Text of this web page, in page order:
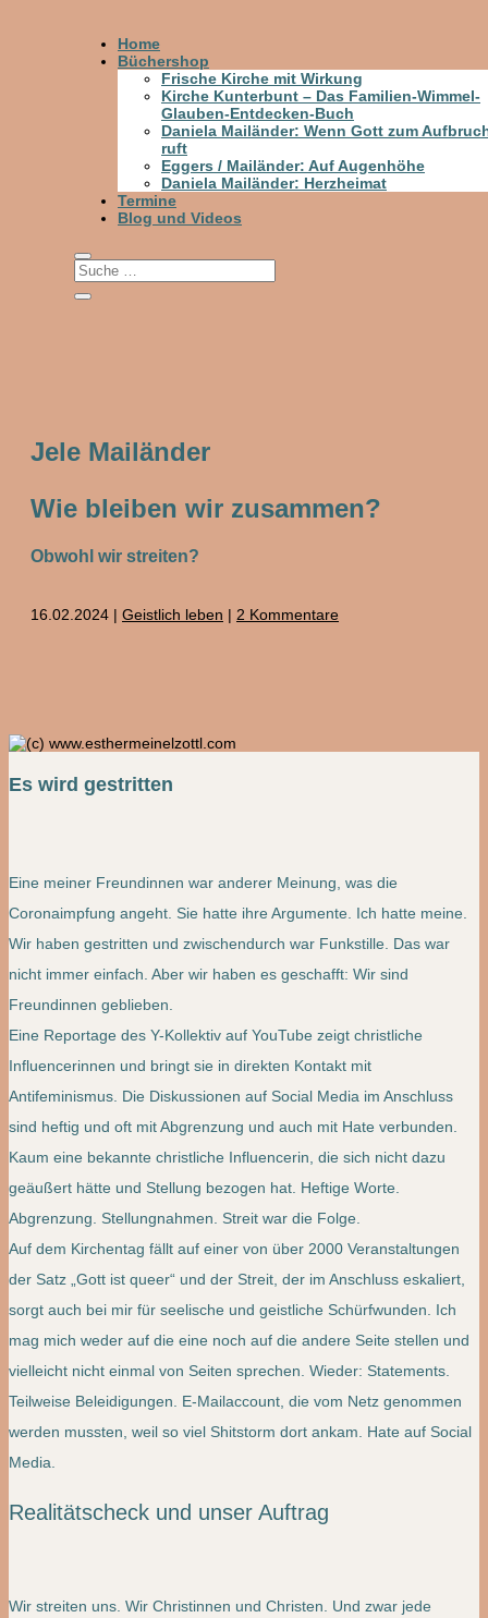
Home
Büchershop
Frische Kirche mit Wirkung
Kirche Kunterbunt – Das Familien-Wimmel-
Glauben-Entdecken-Buch
Daniela Mailänder: Wenn Gott zum
ruft
Eggers / Mailänder: Auf Augenhöhe
Daniela Mailänder: Herzheimat
Termine
Blog und Videos
Jele Mailänder
Wie bleiben wir zusammen?
Obwohl wir streiten?
16.02.2024 | Geistlich leben | 2 Kommentare
Eine meiner Freundinnen war anderer Meinung, was die
Coronaimpfung angeht. Sie hatte ihre Argumente. Ich hatte meine.
Wir haben gestritten und zwischendurch war Funkstille. Das war
nicht immer einfach. Aber wir haben es geschafft: Wir sind
Freundinnen geblieben.
Eine Reportage des Y-Kollektiv auf YouTube zeigt christliche
Influencerinnen und bringt sie in direkten Kontakt mit
Antifeminismus. Die Diskussionen auf Social Media im Anschluss
sind heftig und oft mit Abgrenzung und auch mit Hate verbunden.
Kaum eine bekannte christliche Influencerin, die sich nicht dazu
geäußert hätte und Stellung bezogen hat. Heftige Worte.
Abgrenzung. Stellungnahmen. Streit war die Folge.
Auf dem Kirchentag fällt auf einer von über 2000 Veranstaltungen
der Satz „Gott ist queer“ und der Streit, der im Anschluss eskaliert,
sorgt auch bei mir für seelische und geistliche Schürfwunden. Ich
mag mich weder auf die eine noch auf die andere Seite stellen und
vielleicht nicht einmal von Seiten sprechen. Wieder: Statements.
Teilweise Beleidigungen. E-Mailaccount, die vom Netz genommen
werden mussten, weil so viel Shitstorm dort ankam. Hate auf Social
Media.
Es wird gestritten
Realitätscheck und unser Auftrag
Wir streiten uns. Wir Christinnen und Christen. Und zwar jede